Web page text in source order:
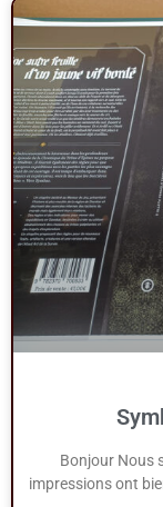
Bonjour Nous
impressions ont